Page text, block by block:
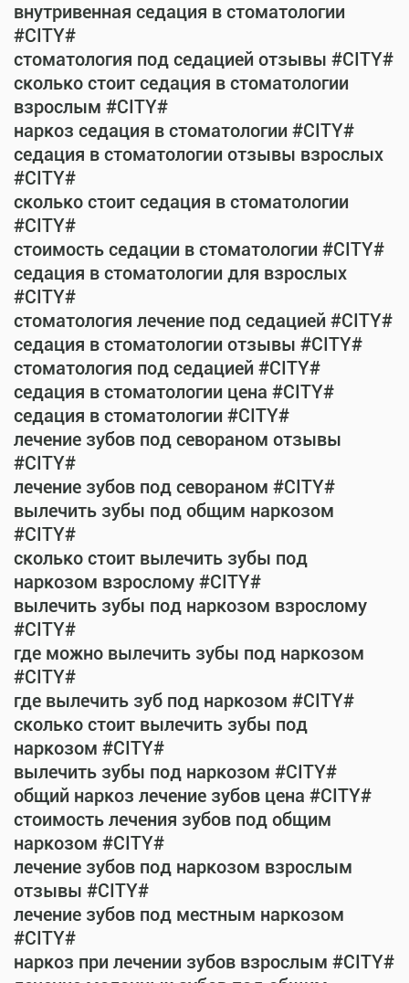
внутривенная седация в стоматологии
#CITY#
стоматология под седацией отзывы #CITY#
сколько стоит седация в стоматологии
взрослым #CITY#
наркоз седация в стоматологии #CITY#
седация в стоматологии отзывы взрослых
#CITY#
сколько стоит седация в стоматологии
#CITY#
стоимость седации в стоматологии #CITY#
седация в стоматологии для взрослых
#CITY#
стоматология лечение под седацией #CITY#
седация в стоматологии отзывы #CITY#
стоматология под седацией #CITY#
седация в стоматологии цена #CITY#
седация в стоматологии #CITY#
лечение зубов под севораном отзывы
#CITY#
лечение зубов под севораном #CITY#
вылечить зубы под общим наркозом
#CITY#
сколько стоит вылечить зубы под
наркозом взрослому #CITY#
вылечить зубы под наркозом взрослому
#CITY#
где можно вылечить зубы под наркозом
#CITY#
где вылечить зуб под наркозом #CITY#
сколько стоит вылечить зубы под
наркозом #CITY#
вылечить зубы под наркозом #CITY#
общий наркоз лечение зубов цена #CITY#
стоимость лечения зубов под общим
наркозом #CITY#
лечение зубов под наркозом взрослым
отзывы #CITY#
лечение зубов под местным наркозом
#CITY#
наркоз при лечении зубов взрослым #CITY#